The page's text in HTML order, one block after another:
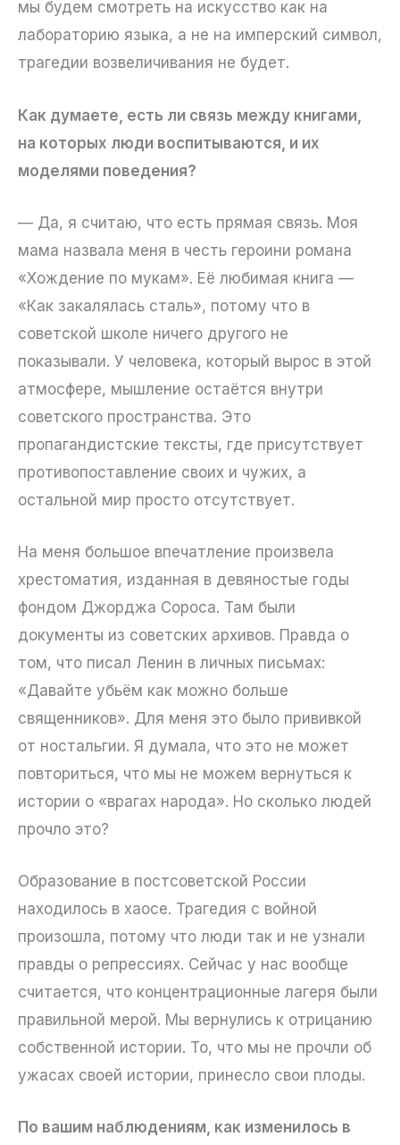
мы будем смотреть на искусство как на
лабораторию языка, а не на имперский символ,
трагедии возвеличивания не будет.
Как думаете, есть ли связь между книгами,
на которых люди воспитываются, и их
моделями поведения?
— Да, я считаю, что есть прямая связь. Моя
мама назвала меня в честь героини романа
«Хождение по мукам». Её любимая книга —
«Как закалялась сталь», потому что в
советской школе ничего другого не
показывали. У человека, который вырос в этой
атмосфере, мышление остаётся внутри
советского пространства. Это
пропагандистские тексты, где присутствует
противопоставление своих и чужих, а
остальной мир просто отсутствует.
На меня большое впечатление произвела
хрестоматия, изданная в девяностые годы
фондом Джорджа Сороса. Там были
документы из советских архивов. Правда о
том, что писал Ленин в личных письмах:
«Давайте убьём как можно больше
священников». Для меня это было прививкой
от ностальгии. Я думала, что это не может
повториться, что мы не можем вернуться к
истории о «врагах народа». Но сколько людей
прочло это?
Образование в постсоветской России
находилось в хаосе. Трагедия с войной
произошла, потому что люди так и не узнали
правды о репрессиях. Сейчас у нас вообще
считается, что концентрационные лагеря были
правильной мерой. Мы вернулись к отрицанию
собственной истории. То, что мы не прочли об
ужасах своей истории, принесло свои плоды.
По вашим наблюдениям, как изменилось в